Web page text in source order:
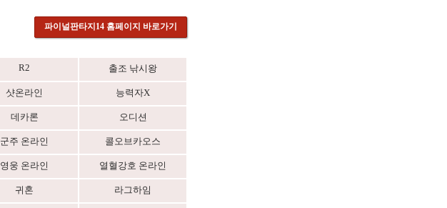
파이널판타지14 홈페이지 바로가기
R2 출조 낚시왕
샷온라인 능력자X
데카론 오디션
군주 온라인 콜오브카오스
영웅 온라인 열혈강호 온라인
귀혼 라그하임